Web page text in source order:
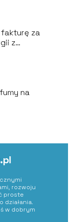
za
z
na
rozwoju
proste
działania.
w dobrym